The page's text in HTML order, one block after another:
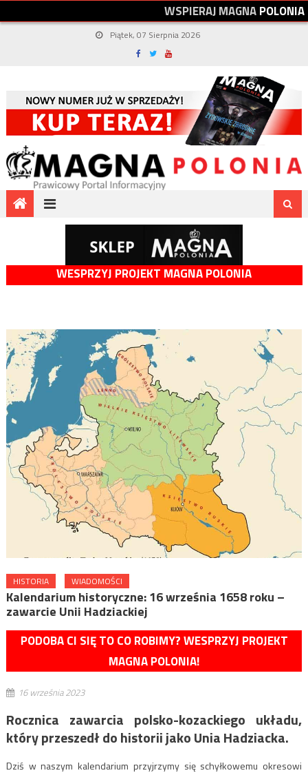
WSPIERAJMAGNAPOLONIA
Piątek, 07 Sierpnia 2026
WESPRZYJ PROJEKT MAGNA POLONIA
HISTORIA WIADOMOŚCI
Kalendarium historyczne: 16 września 1658 roku –
zawarcie Unii Hadziackiej
PODOBA CI SIĘ TO CO ROBIMY? WESPRZYJ PROJEKT
MAGNA POLONIA!
16 września 2023
Rocznica zawarcia polsko-kozackiego układu,
który przeszedł do historii jako Unia Hadziacka.
Dziś w naszym kalendarium przyjrzymy się schyłkowemu okresowi